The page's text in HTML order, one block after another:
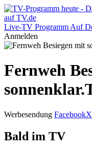
Live-TV Programm Auf
Anmelden
Fernweh
Werbesendung FacebookX
Bald im TV